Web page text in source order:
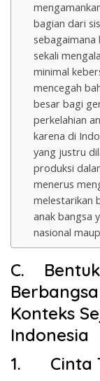
bagian dari
sebagaimana
sekali
minimal
mencegah
besar bagi
perkelahian
karena di
yang justru
produksi
menerus
melestarikan
anak bangsa
nasional
C.
Konteks
Indonesia
1.
Cinta